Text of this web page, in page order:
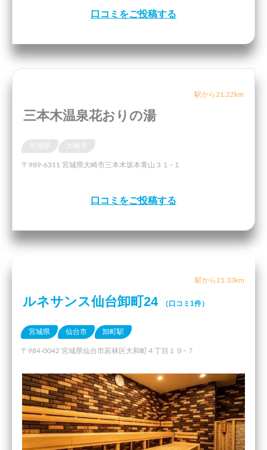
口コミをご投稿する
駅から21.22km
三本木温泉花おりの湯
〒989-6311 宮城県大崎市三本木坂本青山３１−１
口コミをご投稿する
駅から21.33km
ルネサンス仙台卸町24 （口コミ1件）
宮城県 仙台市 卸町駅
〒984-0042 宮城県仙台市若林区大和町４丁目１９−７